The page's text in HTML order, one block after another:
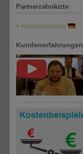
Partnerzahnärzte
Partnerzahnärzte
Kundenerfahrungen